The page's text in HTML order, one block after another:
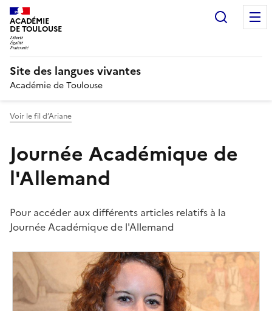
ACADÉMIE
DE TOULOUSE
Site des langues vivantes
Académie de Toulouse
Voir le fil d’Ariane
Journée Académique de
l'Allemand
Pour accéder aux différents articles relatifs à la
Journée Académique de l'Allemand
Image
de
couverture
(conseillée)